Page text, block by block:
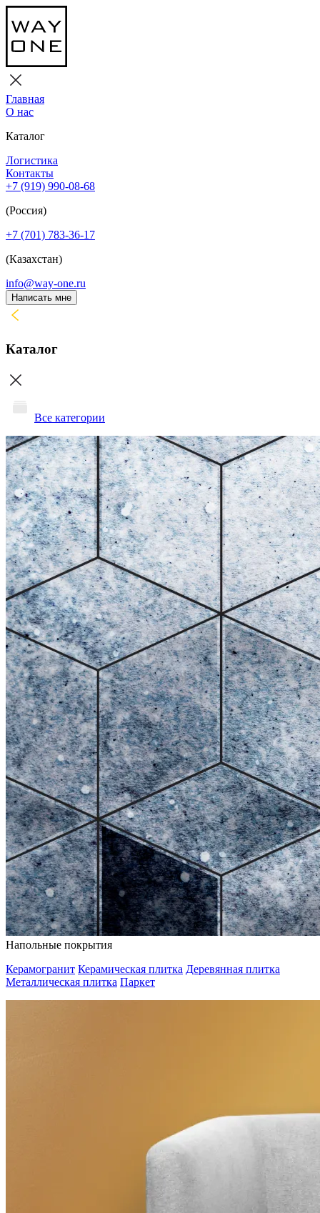
Главная
О нас
Каталог
Логистика
Контакты
+7 (919) 990-08-68
(Россия)
+7 (701) 783-36-17
(Казахстан)
info@way-one.ru
Написать мне
Каталог
Все категории
Напольные покрытия
Керамогранит Керамическая плитка Деревянная плитка
Металлическая плитка Паркет